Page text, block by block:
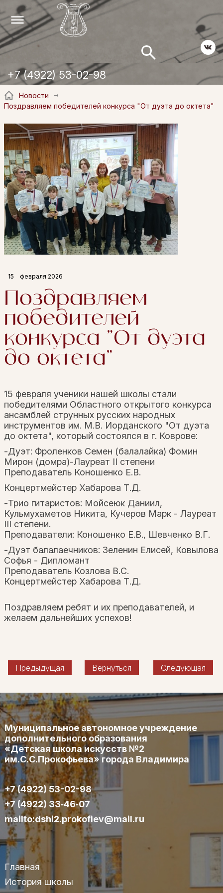
+7 (4922) 53-02-98
Новости
Поздравляем победителей конкурса "От дуэта до октета"
15 февраля 2026
Поздравляем
победителей
конкурса "От дуэта
до октета"
15 февраля ученики нашей школы стали
победителями Областного открытого конкурса
ансамблей струнных русских народных
инструментов им. М.В. Иорданского "От дуэта
до октета", который состоялся в г. Коврове:
-Дуэт: Фроленков Семен (балалайка) Фомин
Мирон (домра)-Лауреат II степени
Преподаватель Коношенко Е.В.
Концертмейстер Хабарова Т.Д.
-Трио гитаристов: Мойсеюк Даниил,
Кульмухаметов Никита, Кучеров Марк - Лауреат
III степени.
Преподаватели: Коношенко Е.В., Шевченко В.Г.
-Дуэт балалаечников: Зеленин Елисей, Ковылова
Софья - Дипломант
Преподаватель Козлова В.С.
Концертмейстер Хабарова Т.Д.
Поздравляем ребят и их преподавателей, и
желаем дальнейших успехов!
Предыдущая Вернуться Следующая
Муниципальное автономное учреждение
дополнительного образования
«Детская школа искусств №2
им.С.С.Прокофьева» города Владимира
+7 (4922) 53-02-98
+7 (4922) 33‑46‑07
mailto:dshi2.prokofiev@mail.ru
Главная
История школы